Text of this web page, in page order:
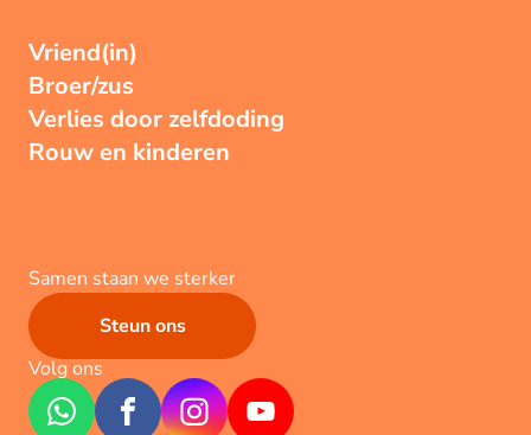
Vriend(in)
Broer/zus
Verlies door zelfdoding
Rouw en kinderen
Samen staan we sterker
Steun ons
Volg ons